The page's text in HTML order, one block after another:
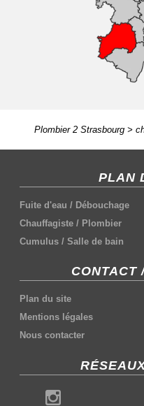
Plombier 2 Strasbourg>
PLAN
Fuite d'eau / Débouchage
Chauffagiste / Plombier
Cumulus /Salle de bain
CONTACT
Plan du site
Mentions légales
Nous contacter